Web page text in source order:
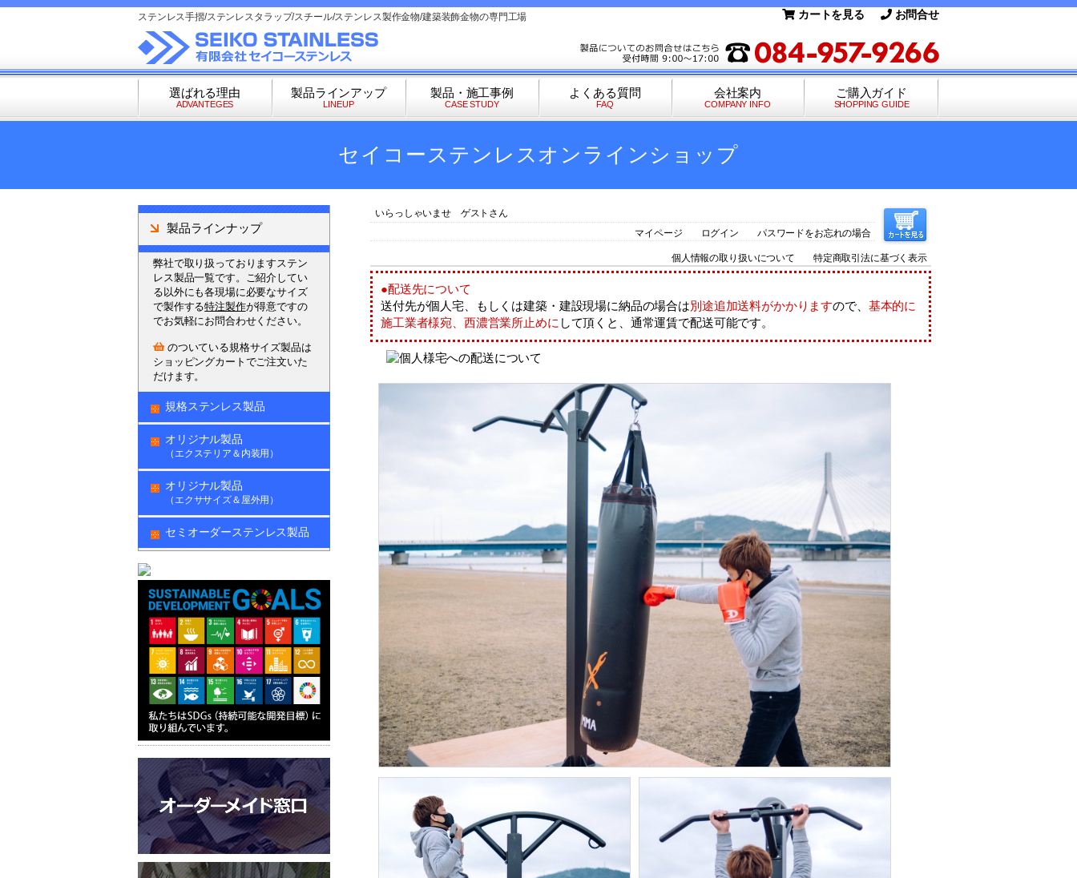
ステンレス手摺/ステンレスタラップ/スチール/ステンレス製作金物/建築装飾金物の専門工場 カートを見る お問合せ
選ばれる理由
ADVANTEGES
製品ラインアップ
LINEUP
製品・施工事例
CASE STUDY
よくある質問
FAQ
会社案内
COMPANY INFO
ご購入ガイド
SHOPPING GUIDE
セイコーステンレスオンラインショップ
いらっしゃいませ ゲストさん
マイページ
ログイン パスワードをお忘れの場合
個人情報の取り扱いについて 特定商取引法に基づく表示
●配送先について
送付先が個人宅、もしくは建築・建設現場に納品の場合は別途追加送料がかかりますので、 基本的に
施工業者様宛、西濃営業所止めに して頂くと、通常運賃で配送可能です。
製品ラインナップ
弊社で取り扱っておりますステン
レス製品一覧です。ご紹介してい
る以外にも各現場に必要なサイズ
で製作する特注製作が得意ですの
でお気軽にお問合わせください。
のついている規格サイズ製品は
ショッピングカートでご注文いた
だけます。
規格ステンレス製品
オリジナル製品
（エクステリア＆内装用）
オリジナル製品
（エクササイズ＆屋外用）
セミオーダーステンレス製品